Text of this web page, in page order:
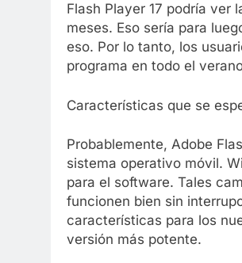
Flash Player 17 podría ver
meses. Eso sería para
eso. Por lo tanto, los
programa en todo el
Características que se
Probablemente, Adobe
sistema operativo móvil.
para el software. Tales
funcionen bien sin
características para los
versión más potente.